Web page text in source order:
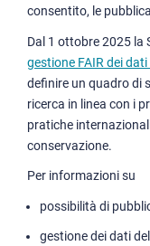
consentito, le
Dal 1 ottobre 2025 la
gestione FAIR dei
definire un quadro di
ricerca in linea con i
pratiche
conservazione.
Per informazioni su
possibilità di
gestione dei dati